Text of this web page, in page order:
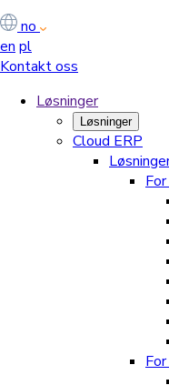
no
en pl
Kontakt oss
Løsninger
Løsninger
Cloud ERP